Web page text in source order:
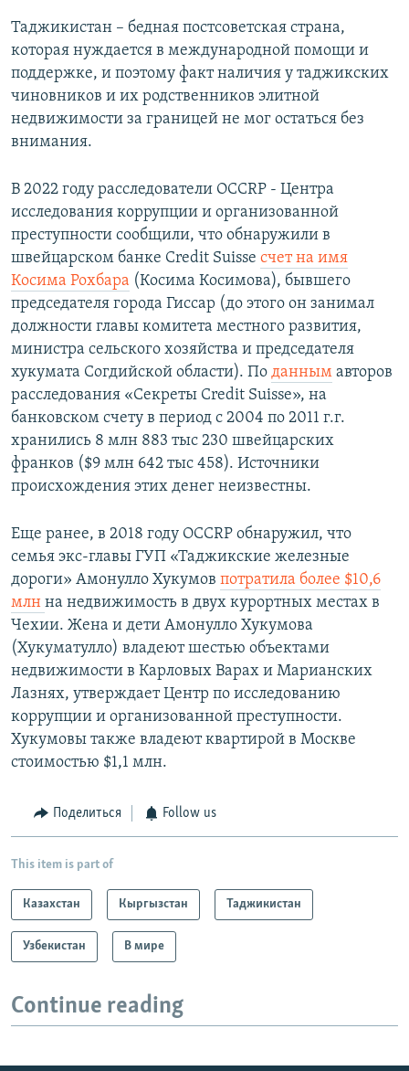
Таджикистан – бедная постсоветская страна,
которая нуждается в международной помощи и
поддержке, и поэтому факт наличия у таджикских
чиновников и их родственников элитной
недвижимости за границей не мог остаться без
внимания.
В 2022 году расследователи OCCRP - Центра
исследования коррупции и организованной
преступности сообщили, что обнаружили в
швейцарском банке Credit Suisse счет на имя
Косима Рохбара (Косима Косимова), бывшего
председателя города Гиссар (до этого он занимал
должности главы комитета местного развития,
министра сельского хозяйства и председателя
хукумата Согдийской области). По данным авторов
расследования «Секреты Credit Suisse», на
банковском счету в период с 2004 по 2011 г.г.
хранились 8 млн 883 тыс 230 швейцарских
франков ($9 млн 642 тыс 458). Источники
происхождения этих денег неизвестны.
Еще ранее, в 2018 году OCCRP обнаружил, что
семья экс-главы ГУП «Таджикские железные
дороги» Амонулло Хукумов потратила более $10,6
млн на недвижимость в двух курортных местах в
Чехии. Жена и дети Амонулло Хукумова
(Хукуматулло) владеют шестью объектами
недвижимости в Карловых Варах и Марианских
Лазнях, утверждает Центр по исследованию
коррупции и организованной преступности.
Хукумовы также владеют квартирой в Москве
стоимостью $1,1 млн.
Поделиться Follow us
This item is part of
Казахстан Кыргызстан Таджикистан
Узбекистан В мире
Continue reading